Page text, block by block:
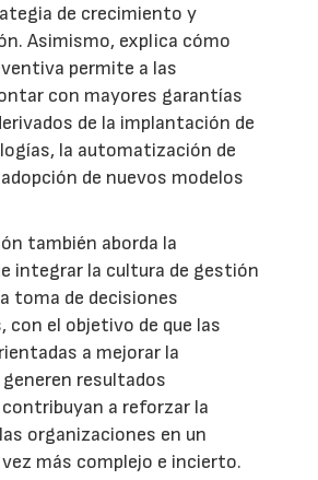
de crecimiento y
Asimismo, explica cómo
permite a las
con mayores garantías
de la implantación de
la automatización de
de nuevos modelos
también aborda la
integrar la cultura de gestión
toma de decisiones
con el objetivo de que las
a mejorar la
resultados
a reforzar la
organizaciones en un
más complejo e incierto.